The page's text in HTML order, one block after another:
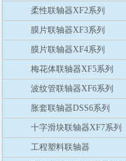
柔性联轴器XF2系列
膜片联轴器XF3系列
膜片联轴器XF4系列
梅花体联轴器XF5系列
波纹管联轴器XF6系列
胀套联轴器DSS6系列
十字滑块联轴器XF7系列
工程塑料联轴器